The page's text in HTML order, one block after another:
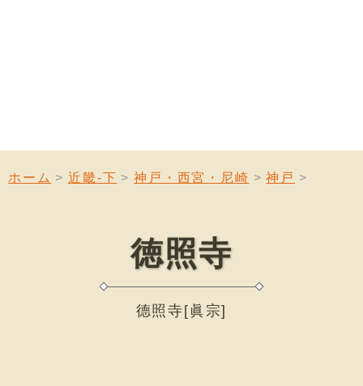
ホーム 近畿-下 神戸・西宮・尼崎 神戸
徳照寺
德照寺[眞宗]